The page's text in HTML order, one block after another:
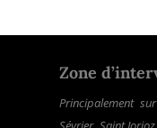
Zone
Principalement